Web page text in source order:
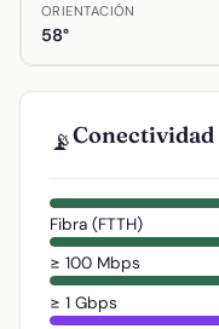
ORIENTACIÓN
58°
📡
Fibra (FTTH)
≥ 100 Mbps
≥ 1 Gbps